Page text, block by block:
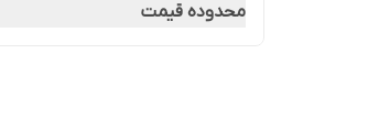
محدوده قیمت